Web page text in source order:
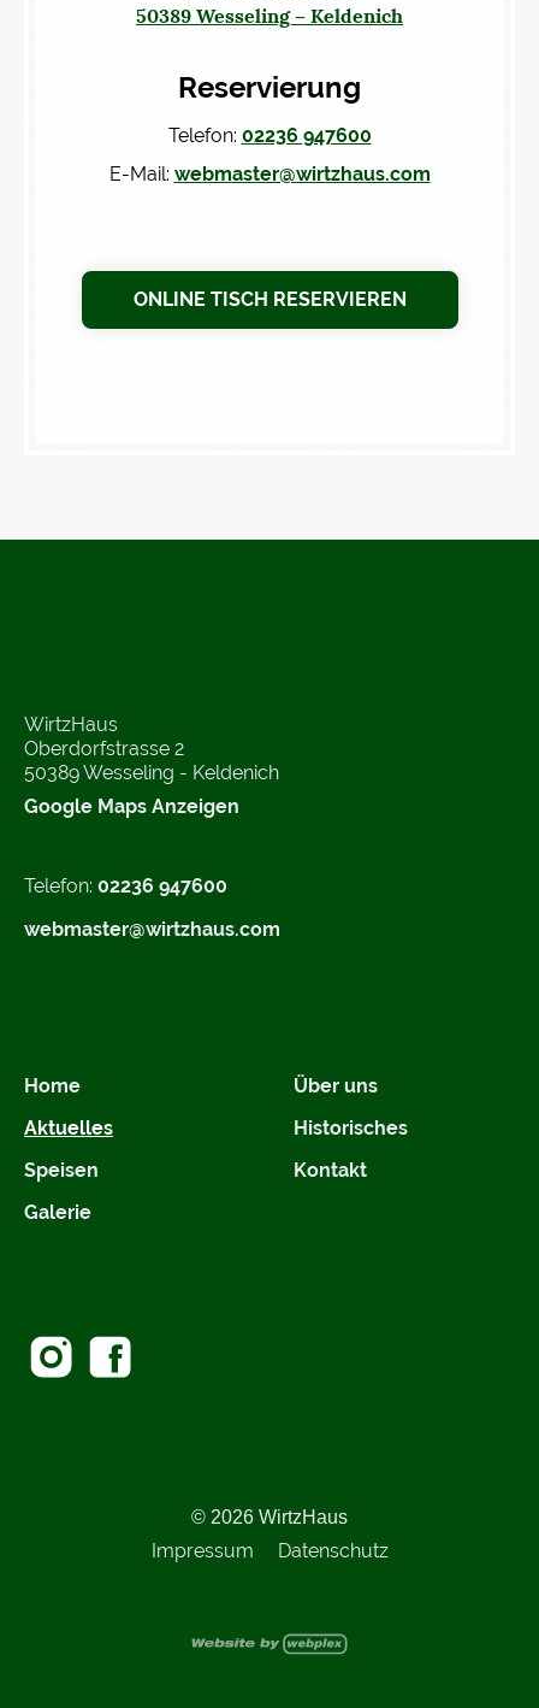
50389 Wesseling – Keldenich
Reservierung
Telefon: 02236 947600
E-Mail: webmaster@wirtzhaus.com
ONLINE TISCH RESERVIEREN
WirtzHaus
Oberdorfstrasse 2
50389 Wesseling - Keldenich
Google Maps Anzeigen
Telefon: 02236 947600
webmaster@wirtzhaus.com
Home
Aktuelles
Speisen
Galerie
Über uns
Historisches
Kontakt
© 2026 WirtzHaus
Impressum Datenschutz